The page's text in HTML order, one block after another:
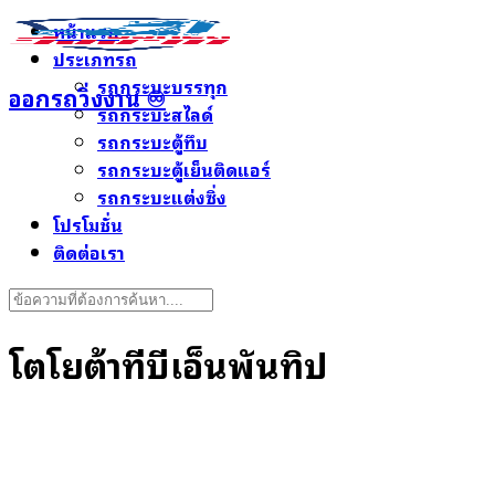
Skip
ออกรถวิ่งงาน ♾️
หน้าแรก
ประเภทรถ
รถกระบะบรรทุก
รถกระบะสไลด์
รถกระบะตู้ทึบ
รถกระบะตู้เย็นติดแอร์
รถกระบะแต่งซิ่ง
โปรโมชั่น
ติดต่อเรา
Search
โตโยต้าทีบีเอ็นพันทิป